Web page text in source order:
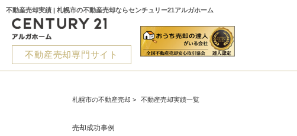
不動産売却実績 | 札幌市の不動産売却ならセンチュリー21アルガホーム
不動産売却専門サイト
札幌市の不動産売却 > 不動産売却実績一覧
売却成功事例